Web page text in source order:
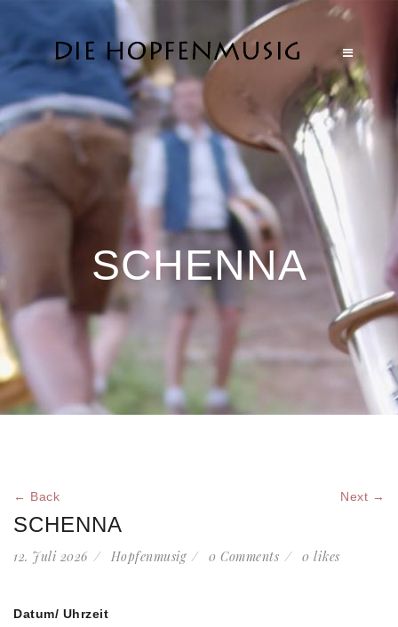
SCHENNA
← Back Next →
SCHENNA
12. Juli 2026 Hopfenmusig 0 Comments 0 likes
Datum/ Uhrzeit